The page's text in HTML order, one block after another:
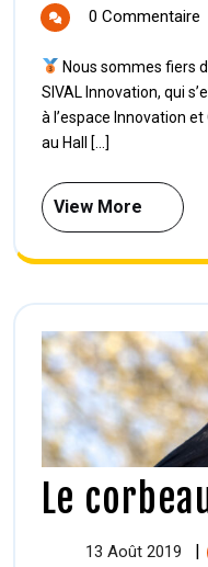
0 Commentaire
Nous sommes fiers
SIVAL Innovation, qui
à l’espace Innovation et
au Hall [...]
View More
Le
13 Août 2019